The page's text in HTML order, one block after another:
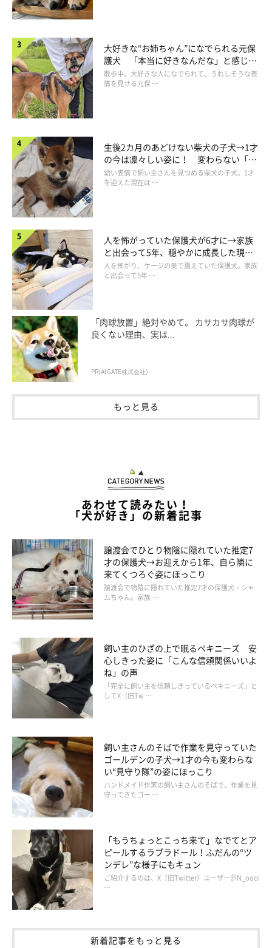
ふだんのゴン太くんの様子は
くれます。また、楽しいときは全力ではしゃぎますが、グイグイ
来る人には抵抗するタイプで、初見の人にはあんまり触らせませ
んが、慣れてくるとベッタリです」
かわいらしい表情のゴン太くん
＠kmojakmo
飼い主さん：
「私たちにとってゴン太は初めて飼った犬なのですが、周りの愛
犬家の人たちが言っているように、ペットというよりは家族で
す。今では寝るのも一緒ですし、散歩やおやつを催促されること
ゴン太が喜んでくれるほうがうれしい』というのが、夫婦間の共
大好きな“お姉ちゃん”になでられる元保
護犬 「本当に好きなんだな」と感じる
表情にほっこり
散歩中、大好きな人になでられて、うれしそうな表
情を見せる元保 …
生後2カ月のあどけない柴犬の子犬→1才
の今は凛々しい姿に！ 変わらない「く
りくりおめめ」にもほっこり
幼い表情で飼い主さんを見つめる柴犬の子犬。1才
を迎えた現在は …
人を怖がっていた保護犬が6才に→家族
と出会って5年、穏やかに成長した現在
の姿にグッとくる
人を怖がり、ケージの奥で震えていた保護犬。家族
と出会って5年 …
「肉球放置」絶対やめて。 カサカサ肉球が
良くない理由、実は...
PR(AIGATE株式会社)
もっと見る
あわせて読みたい！
「犬が好き」の新着記事
譲渡会でひとり物陰に隠れていた推定7
才の保護犬→お迎えから1年、自ら隣に
来てくつろぐ姿にほっこり
譲渡会で物陰に隠れていた推定7才の保護犬・シャ
ムちゃん。家族 …
飼い主のひざの上で眠るペキニーズ 安
心しきった姿に「こんな信頼関係いいよ
ね」の声
「完全に飼い主を信頼しきっているペキニーズ」と
してX（旧Tw …
飼い主さんのそばで作業を見守っていた
ゴールデンの子犬→1才の今も変わらな
い“見守り隊”の姿にほっこり
ハンドメイド作家の飼い主さんのそばで、作業を見
守ってきたゴー …
「もうちょっとこっち来て」なでてとア
ピールするラブラドール！ふだんの“ツ
ンデレ”な様子にもキュン
ご紹介するのは、X（旧Twitter）ユーザー＠N_oooi
…
新着記事をもっと見る